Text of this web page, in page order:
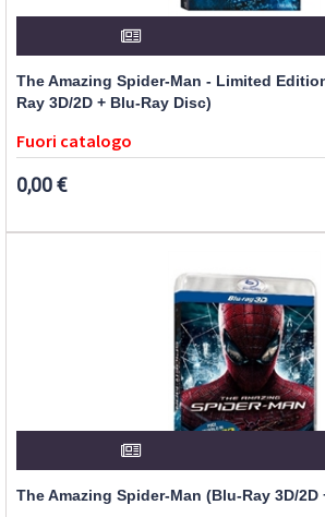
The Amazing Spider-Man - Limited
Ray 3D/2D + Blu-Ray Disc)
Fuori catalogo
0,00 €
The Amazing Spider-Man (Blu-Ray 3D/2D